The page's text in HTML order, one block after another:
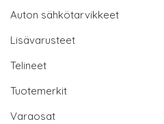
Auton sähkötarvikkeet
Lisävarusteet
Telineet
Tuotemerkit
Varaosat